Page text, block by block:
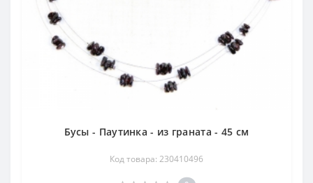
Бусы - Паутинка - из граната - 45 см
Код товара: 230410496